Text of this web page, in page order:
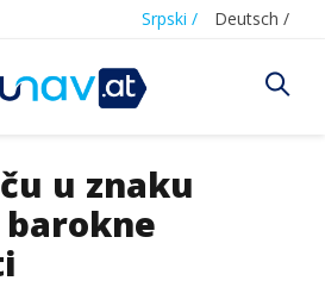
Srpski / Deutsch /
u znaku